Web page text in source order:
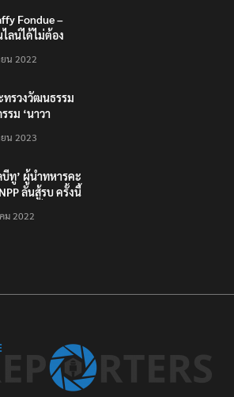
Fondue –
ลน์ได้ไม่ต้อง
ใช่แค่ในกรุง
น 2022
ทรวงวัฒนธรรม
รม ‘นาวา
ทางน้ำ
น 2023
บีทู’ ผู้นำทหารคะ
ลั่นสู้รบ ครั้งนี้
ต้องชนะ
ม 2022